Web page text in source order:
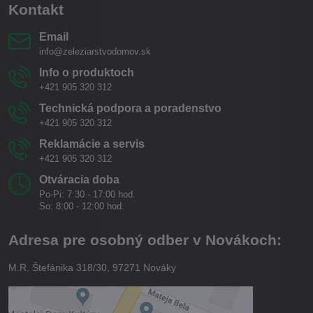
Kontakt
Email
info@zeleziarstvodomov.sk
Info o produktoch
+421 905 320 312
Technická podpora a poradenstvo
+421 905 320 312
Reklamácie a servis
+421 905 320 312
Otváracia doba
Po-Pi: 7:30 - 17:00 hod.
So: 8:00 - 12:00 hod.
Adresa pre osobný odber v Novákoch:
M.R. Štefánika 318/30, 97271 Nováky